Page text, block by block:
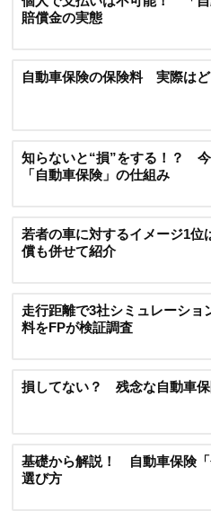
賠償金の実態
自動車保険の保険料 実際はど
知らないと“損”をする！？
「自動車保険」の仕組み
若者の車に対するイメージ1
償も併せて紹介
走行距離で3社シミュレーシ
料をFPが検証調査
損してない？ 残念な自動車
基礎から解説！ 自動車保険
選び方